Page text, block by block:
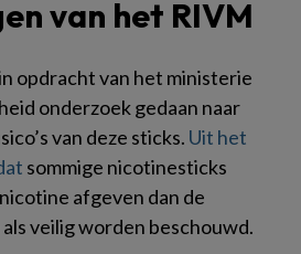
van het RIVM
opdracht van het ministerie
onderzoek gedaan naar
van deze sticks. Uit het
sommige nicotinesticks
afgeven dan de
veilig worden beschouwd.